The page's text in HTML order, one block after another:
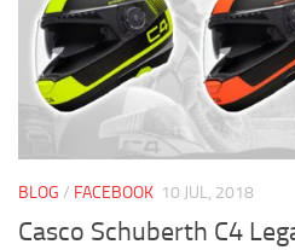
BLOG / FACEBOOK 10 JUL, 2018
Casco Schuberth C4